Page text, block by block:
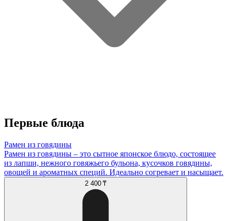
Первые блюда
Рамен из говядины
Рамен из говядины – это сытное японское блюдо, состоящее
из лапши, нежного говяжьего бульона, кусочков говядины,
овощей и ароматных специй. Идеально согревает и насыщает.
2 400 ₸